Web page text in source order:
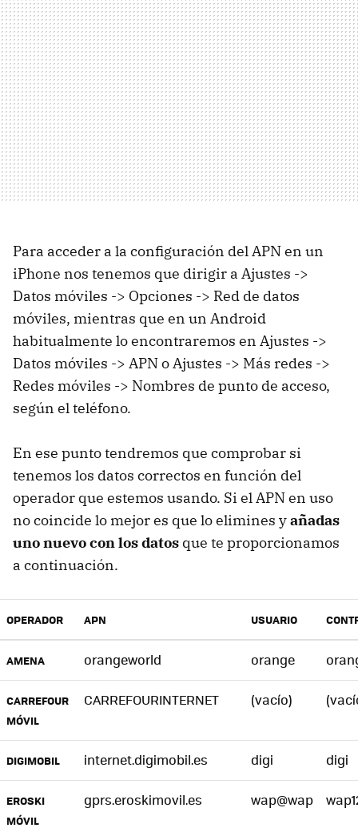
Para acceder a la configuración del APN en un
iPhone nos tenemos que dirigir a Ajustes ->
Datos móviles -> Opciones -> Red de datos
móviles, mientras que en un Android
habitualmente lo encontraremos en Ajustes ->
Datos móviles -> APN o Ajustes -> Más redes ->
Redes móviles -> Nombres de punto de acceso,
según el teléfono.
En ese punto tendremos que comprobar si
tenemos los datos correctos en función del
operador que estemos usando. Si el APN en uso
no coincide lo mejor es que lo elimines yañadas
uno nuevo con los datos que te proporcionamos
a continuación.
OPERADOR APN USUARIO
AMENA orangeworld orange
CARREFOUR
MÓVIL
CARREFOURINTERNET (vacío)
DIGIMOBIL internet.digimobil.es digi digi
EROSKI
MÓVIL
gprs.eroskimovil.es wap@wap